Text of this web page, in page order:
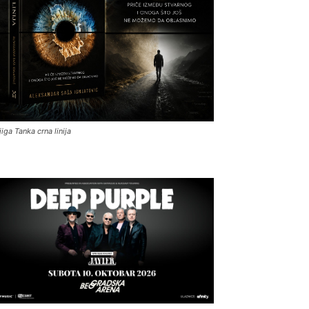
Tanka crna linija